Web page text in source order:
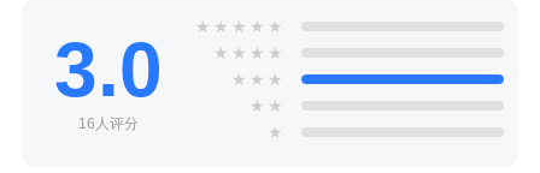
3.0
16人评分
★ ★ ★ ★ ★
★ ★ ★ ★
★ ★ ★
★ ★
★